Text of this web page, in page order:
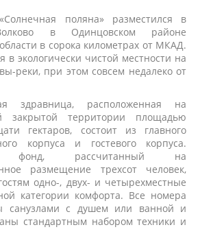
поляна» разместился в
в Одинцовском районе
в сорока километрах от МКАД.
в экологически чистой местности на
реки, при этом совсем недалеко от
здравница, расположенная на
закрытой территории площадью
гектаров, состоит из главного
корпуса и гостевого корпуса.
фонд, рассчитанный на
размещение трехсот человек,
одно-, двух- и четырехместные
категории комфорта. Все номера
санузлами с душем или ванной и
стандартным набором техники и